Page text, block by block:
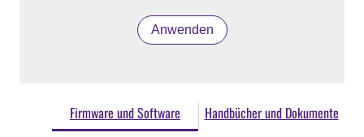
Anwenden
Firmware und Software Handbücher und Dokumente